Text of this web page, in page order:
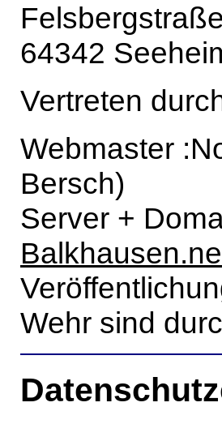
64342
Vertreten
Webmaster
Bersch)
Server +
Wehr sind